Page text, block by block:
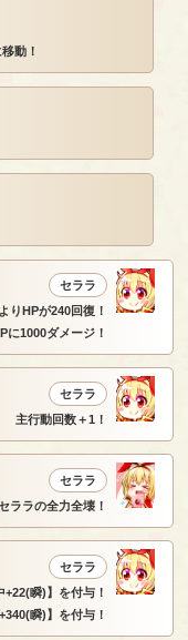
動！
セララ
りHPが240回復！
に1000ダメージ！
セララ
主行動回数＋1！
セララ
ララの全力全壊！
セララ
+22(瞬)】を付与！
瞬)】を付与！